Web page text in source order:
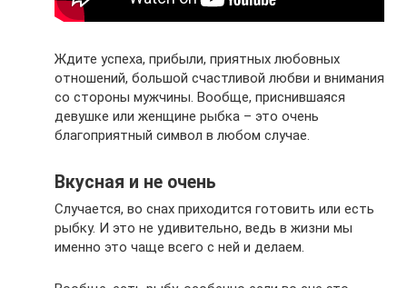
Ждите успеха, прибыли, приятных любовных
отношений, большой счастливой любви и внимания
со стороны мужчины. Вообще, приснившаяся
девушке или женщине рыбка – это очень
благоприятный символ в любом случае.
Вкусная и не очень
Случается, во снах приходится готовить или есть
рыбку. И это не удивительно, ведь в жизни мы
именно это чаще всего с ней и делаем.